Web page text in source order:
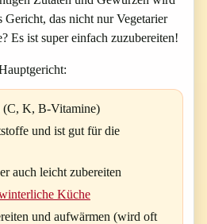
Gericht, das nicht nur Vegetarier
Es ist super einfach zuzubereiten!
(C, K, B-Vitamine)
und ist gut für die
auch leicht zubereiten
Küche
und aufwärmen (wird oft